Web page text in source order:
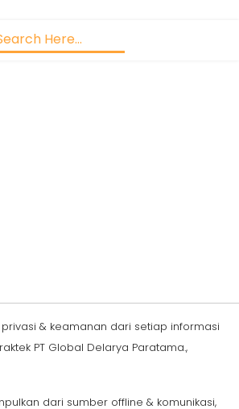
& keamanan dari setiap informasi
PT Global Delarya Paratama.,
dari sumber offline & komunikasi,